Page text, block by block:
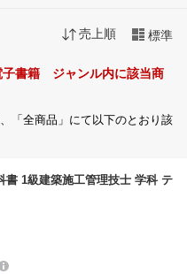
売上順 標準
子書籍 ジャンル内に該当商
「全商品」にて以下のとおり該
書 1級建築施工管理技士 学科 テ